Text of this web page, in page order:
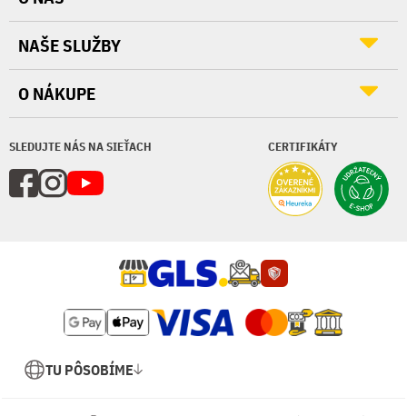
SLEDUJTE NÁS NA SIEŤACH CERTIFIKÁTY
NAŠE SLUŽBY
O NÁKUPE
TU PÔSOBÍME